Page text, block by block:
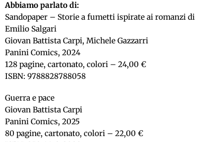
Abbiamo parlato di:
Sandopaper – Storie a fumetti ispirate ai romanzi di
Emilio Salgari
Giovan Battista Carpi, Michele Gazzarri
Panini Comics, 2024
128 pagine, cartonato, colori – 24,00 €
ISBN: 9788828788058
Guerra e pace
Giovan Battista Carpi
Panini Comics, 2025
80 pagine, cartonato, colori – 22,00 €